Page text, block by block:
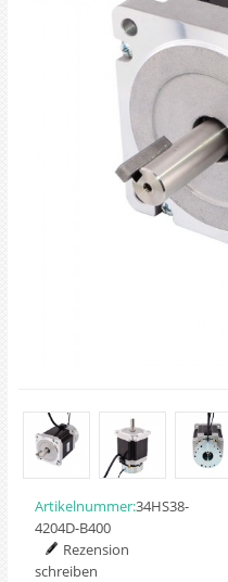
Artikelnummer:34HS38-
4204D-B400
Rezension
schreiben